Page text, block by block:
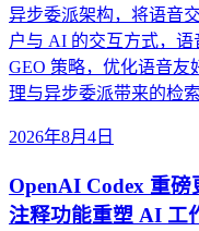
异步委派架构，将语音
户与 AI 的交互方式，
GEO 策略，优化语音友
理与异步委派带来的检
2026年8月4日
OpenAI Codex 重
注释功能重塑 AI 工